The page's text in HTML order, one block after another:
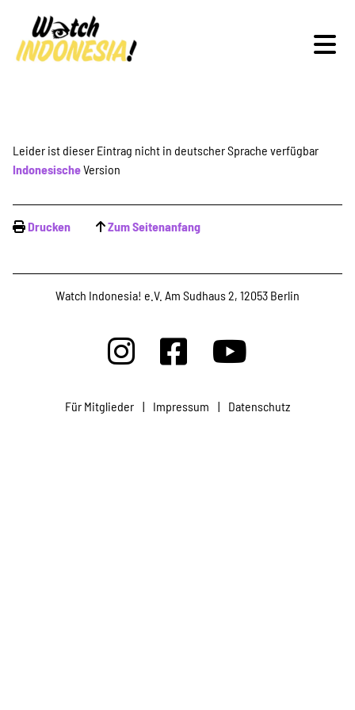
Schwerpunkte
Veranstaltungen
Publikationen
Projekte
Leider ist dieser Eintrag nicht in deutscher Sprache verfügbar
IndonesischeVersion
Drucken Zum Seitenanfang
Watch Indonesia! e.V. Am Sudhaus 2, 12053 Berlin
Für Mitglieder | Impressum | Datenschutz